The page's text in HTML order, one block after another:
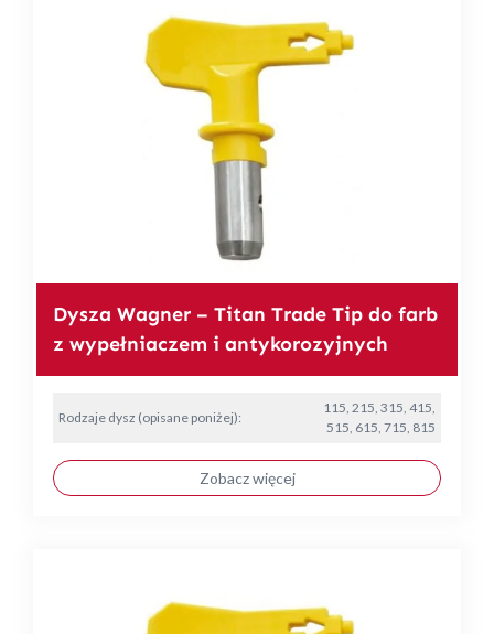
Dysza Wagner – Titan Trade Tip do farb
z wypełniaczem i antykorozyjnych
Rodzaje dysz (opisane poniżej):
115, 215, 315, 415,
515, 615, 715, 815
Zobacz więcej